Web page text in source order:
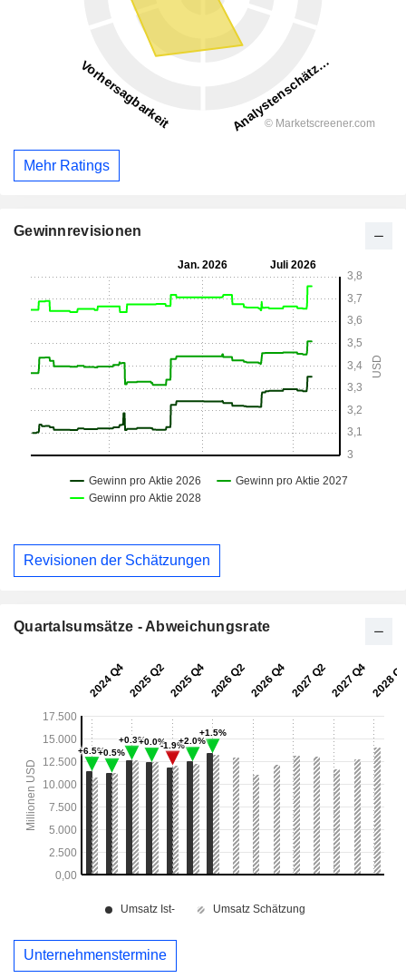
Mehr Ratings
Gewinnrevisionen
Revisionen der Schätzungen
Quartalsumsätze - Abweichungsrate
Unternehmenstermine